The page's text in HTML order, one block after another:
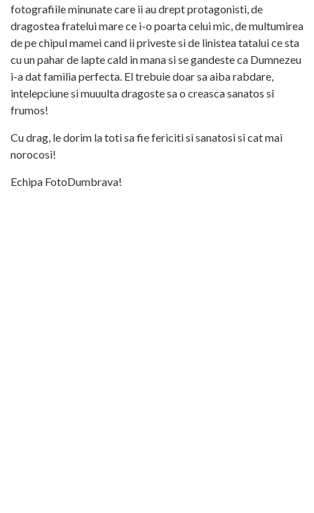
fotografiile minunate care ii au drept protagonisti, de
dragostea fratelui mare ce i-o poarta celui mic, de multumirea
de pe chipul mamei cand ii priveste si de linistea tatalui ce sta
cu un pahar de lapte cald in mana si se gandeste ca Dumnezeu
i-a dat familia perfecta. El trebuie doar sa aiba rabdare,
intelepciune si muuulta dragoste sa o creasca sanatos si
frumos!
Cu drag, le dorim la toti sa fie fericiti si sanatosi si cat mai
norocosi!
Echipa FotoDumbrava!